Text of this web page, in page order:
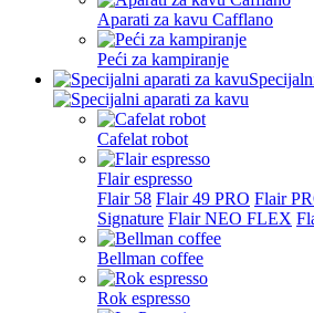
Aparati za kavu Cafflano
Peći za kampiranje
Cafelat robot
Flair espresso
Flair 58 Flair 49 PRO Flair
Signature Flair NEO FLEX
Bellman coffee
Rok espresso